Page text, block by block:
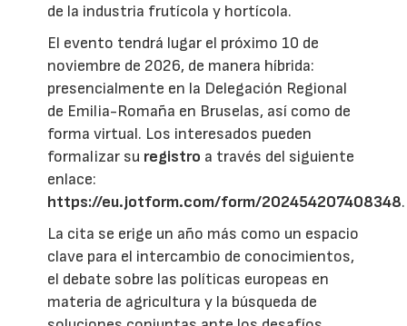
de la industria frutícola y hortícola.
El evento tendrá lugar el próximo 10 de
noviembre de 2026, de manera híbrida:
presencialmente en la Delegación Regional
de Emilia-Romaña en Bruselas, así como de
forma virtual. Los interesados pueden
formalizar su registro a través del siguiente
enlace:
https://eu.jotform.com/form/202454207408348.
La cita se erige un año más como un espacio
clave para el intercambio de conocimientos,
el debate sobre las políticas europeas en
materia de agricultura y la búsqueda de